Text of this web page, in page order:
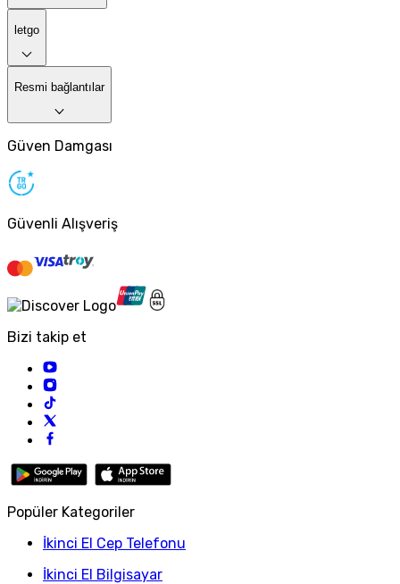
letgo
Resmi bağlantılar
Güven Damgası
Güvenli Alışveriş
Bizi takip et
Popüler Kategoriler
İkinci El Cep Telefonu
İkinci El Bilgisayar